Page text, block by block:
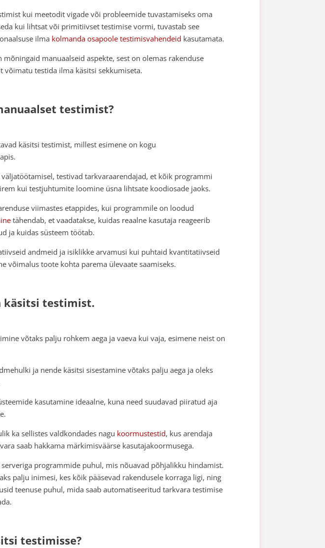
kui meetodit vigade või probleemide tuvastamiseks oma
kui lihtsat või primitiivset testimise vormi, tuvastab see
ilma kolmanda osapoole testimisvahendeid kasutamata.
manuaalseid aspekte, sest on olemas rakenduse
testida ilma käsitsi sekkumiseta.
testimist?
käsitsi testimist, millest esimene on kogu
testivad tarkvaraarendajad, et kõik programmi
kui testjuhtumite loomine üsna lihtsate koodiosade jaoks.
viimastes etappides, kui programmile on loodud
tähendab, et vaadatakse, kuidas reaalne kasutaja reageerib
ja kuidas süsteem töötab.
andmeid ja isiklikke arvamusi kui puhtaid kvantitatiivseid
võimalus toote kohta parema ülevaate saamiseks.
käsitsi testimist.
võtaks palju rohkem aega ja vaeva kui vaja, esimene neist on
ja nende käsitsi sisestamine võtaks palju aega ja oleks
kasutamine ideaalne, kuna need suudavad piiratud aja
ka sellistes valdkondades nagu koormustestid, kus arendaja
saab hakkama märkimisväärse kasutajakoormusega.
programmide puhul, mis nõuavad põhjalikku hindamist.
palju inimesi, kes kõik pääsevad rakendusele korraga ligi, ning
teenuse puhul, mida saab automatiseeritud tarkvara testimise
testimisse?